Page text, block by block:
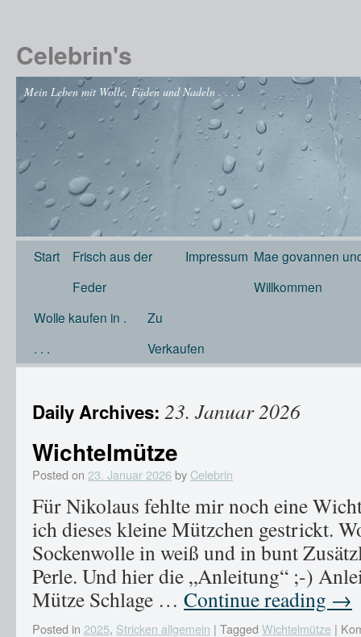
Celebrin's
Mein Leben mit Wolle, Fäden und Nadeln . . . .
Start
Frisch aus der
Feder
Impressum Mae govannen
Willkommen
Wolle kaufen in .
. . .
Zu
Verkaufen
Daily Archives: 23. Januar 2026
Wichtelmütze
Posted on 23. Januar 2026 by Celebrin
Für Nikolaus fehlte mir noch eine
ich dieses kleine Mützchen gestrickt.
Sockenwolle in weiß und in bunt
Perle. Und hier die „Anleitung“ ;-)
Mütze Schlage … Continue reading →
Posted in 2025, Stricken allgemein | Tagged Wichtelmütze |